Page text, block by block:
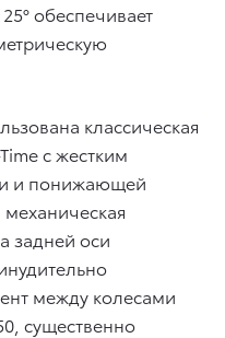
обеспечивает
классическая
с жестким
и понижающей
задней оси
между колесами
существенно